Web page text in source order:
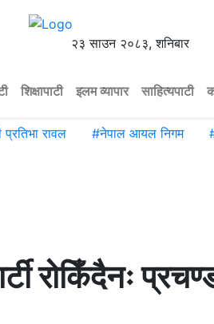
२३ साउन २०८३, शनिबार
शिक्षापाटी इलम व्यापार साहित्यपाटी
प्रतिभा रावल #नेपाल आयल निगम
रोकिँदैनः